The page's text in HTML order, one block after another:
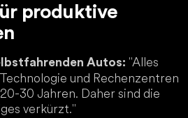
produktive
Autos: "Alles
und Rechenzentren
30 Jahren. Daher sind die
verkürzt."